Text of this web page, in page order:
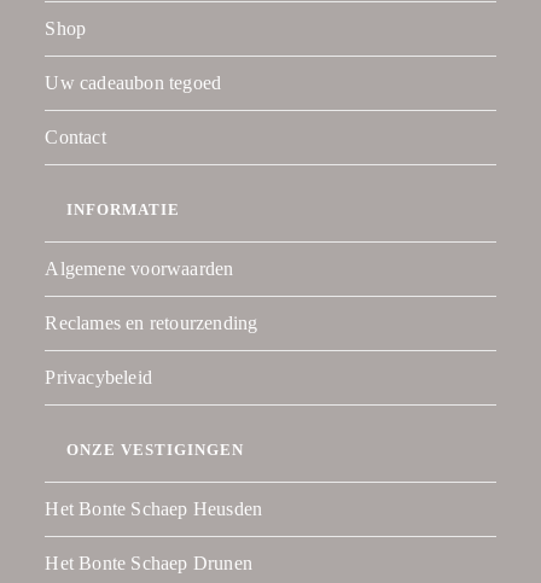
Shop
Uw cadeaubon tegoed
Contact
INFORMATIE
Algemene voorwaarden
Reclames en retourzending
Privacybeleid
ONZE VESTIGINGEN
Het Bonte Schaep Heusden
Het Bonte Schaep Drunen